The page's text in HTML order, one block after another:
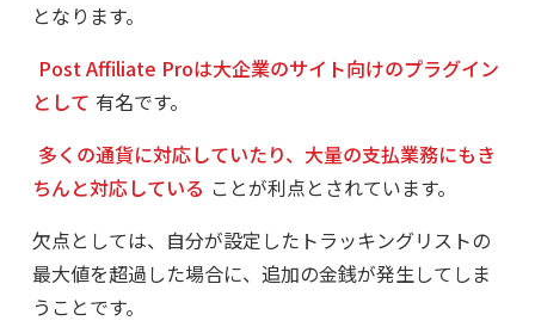
となります。
Post Affiliate Proは大企業のサイト向けのプラグイン
として 有名です。
多くの通貨に対応していたり、大量の支払業務にもき
ちんと対応している ことが利点とされています。
欠点としては、自分が設定したトラッキングリストの
最大値を超過した場合に、追加の金銭が発生してしま
うことです。